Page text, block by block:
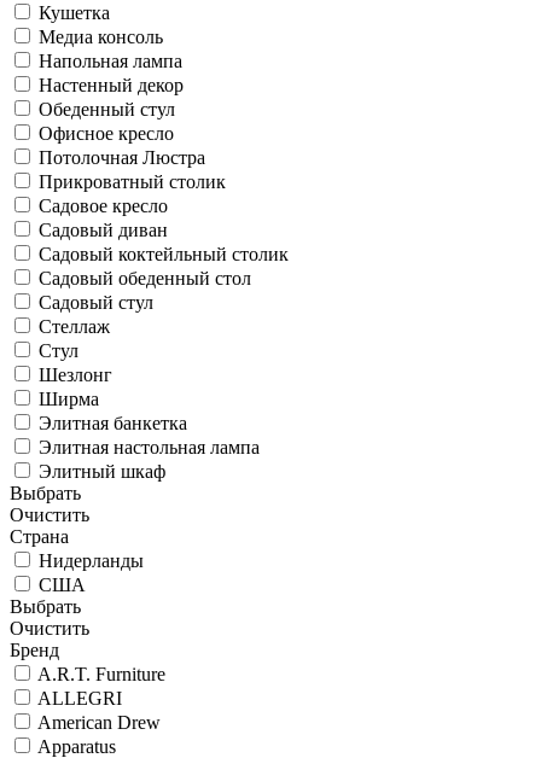
Кушетка
Медиа консоль
Напольная лампа
Настенный декор
Обеденный стул
Офисное кресло
Потолочная Люстра
Прикроватный столик
Садовое кресло
Садовый диван
Садовый коктейльный столик
Садовый обеденный стол
Садовый стул
Стеллаж
Стул
Шезлонг
Ширма
Элитная банкетка
Элитная настольная лампа
Элитный шкаф
Выбрать
Очистить
Страна
Нидерланды
США
Выбрать
Очистить
Бренд
A.R.T. Furniture
ALLEGRI
American Drew
Apparatus